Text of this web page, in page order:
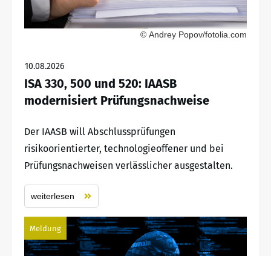
© Andrey Popov/fotolia.com
10.08.2026
ISA 330, 500 und 520: IAASB
modernisiert Prüfungsnachweise
Der IAASB will Abschlussprüfungen
risikoorientierter, technologieoffener und bei
Prüfungsnachweisen verlässlicher ausgestalten.
weiterlesen
Meldung